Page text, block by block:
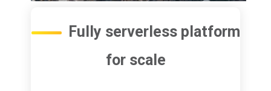
Fully serverless platform
for scale